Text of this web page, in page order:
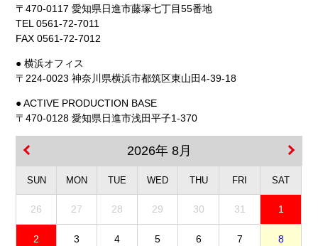
〒470-0117 愛知県日進市藤塚七丁目55番地
TEL 0561-72-7011
FAX 0561-72-7012
● 横浜オフィス
〒224-0023 神奈川県横浜市都筑区東山田4-39-18
● ACTIVE PRODUCTION BASE
〒470-0128 愛知県日進市浅田平子1-370
2026年 8月
SUN MON TUE WED THU FRI SAT
26 27 28 29 30 31 1
2 3 4 5 6 7 8